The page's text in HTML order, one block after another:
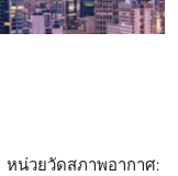
หน่วยวัดสภาพอากาศ: